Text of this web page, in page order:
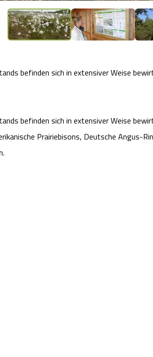
befinden sich in extensiver Weise
befinden sich in extensiver Weise
Prairiebisons, Deutsche Angus-